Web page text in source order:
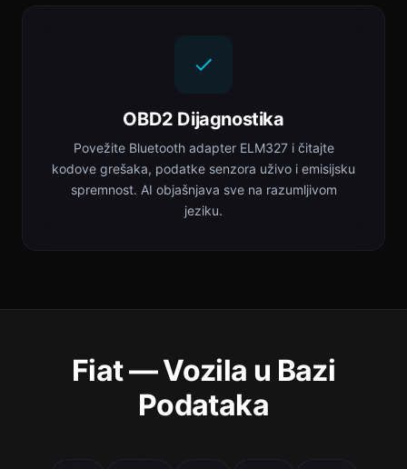
OBD2 Dijagnostika
Povežite Bluetooth adapter ELM327 i čitajte
kodove grešaka, podatke senzora uživo i emisijsku
spremnost. AI objašnjava sve na razumljivom
jeziku.
Fiat — Vozila u Bazi
Podataka